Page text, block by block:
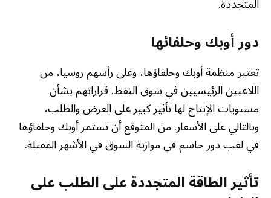
دور أوبك وحلفائها
تعتبر منظمة أوبك وحلفاؤها، وعلى رأسهم روسيا، من
اللاعبين الرئيسيين في سوق النفط. قراراتهم بشأن
مستويات الإنتاج لها تأثير كبير على العرض والطلب،
وبالتالي على الأسعار. من المتوقع أن تستمر أوبك وحلفاؤها
في لعب دور حاسم في موازنة السوق في الأشهر المقبلة.
تأثير الطاقة المتجددة على الطلب على